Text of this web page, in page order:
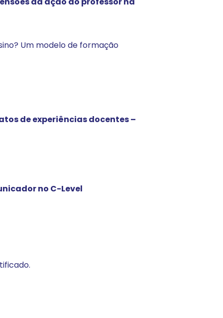
Um modelo de formação
de experiências docentes –
no C-Level